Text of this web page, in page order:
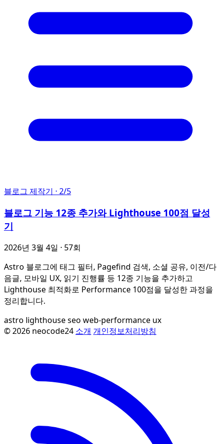
블로그 제작기 · 2/5
블로그 기능 12종 추가와 Lighthouse 100점 달성
기
2026년 3월 4일 · 57회
Astro 블로그에 태그 필터, Pagefind 검색, 소셜 공유, 이전/다
음글, 모바일 UX, 읽기 진행률 등 12종 기능을 추가하고
Lighthouse 최적화로 Performance 100점을 달성한 과정을
정리합니다.
astro lighthouseseo web-performance ux
© 2026 neocode24 소개 개인정보처리방침